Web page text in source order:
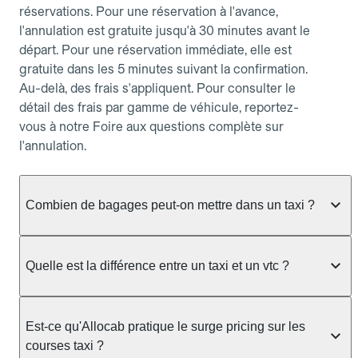
réservations. Pour une réservation à l'avance,
l'annulation est gratuite jusqu'à 30 minutes avant le
départ. Pour une réservation immédiate, elle est
gratuite dans les 5 minutes suivant la confirmation.
Au-delà, des frais s'appliquent. Pour consulter le
détail des frais par gamme de véhicule, reportez-
vous à notre Foire aux questions complète sur
l'annulation.
Combien de bagages peut-on mettre dans un taxi ?
taxi berline accueille en général jusqu'à 3 bagages
ou nombreux, précisez-le dans le champ "Message
au chauffeur" lors de la réservation. Le prix n'est
pas impacté par le nombre de bagages.
Quelle est la différence entre un taxi et un vtc ?
prendre en charge directement dans la rue, à une
station ou sur réservation, avec un tarif au
Est-ce qu'Allocab pratique le surge pricing sur les
courses taxi ?